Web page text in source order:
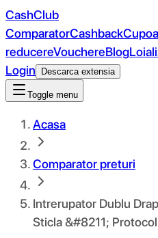
CashClub
ComparatorCashback
reducereVouchereBlog
Login
Descarca extensia
Toggle menu
Acasa
Comparator preturi
Intrerupator Dublu
Sticla &#8211;